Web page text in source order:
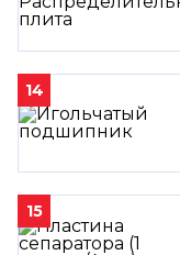
14
15